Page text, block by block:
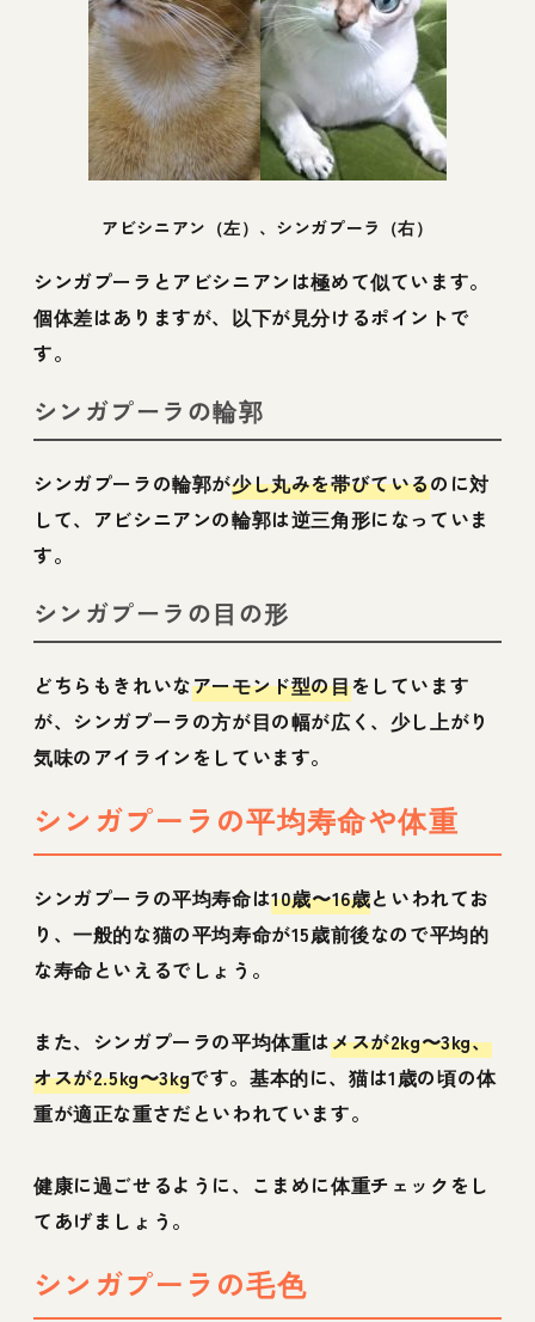
アビシニアン（左）、シンガプーラ（右）
シンガプーラとアビシニアンは極めて似ています。
個体差はありますが、以下が見分けるポイントで
す。
シンガプーラの輪郭
シンガプーラの輪郭が少し丸みを帯びているのに対
して、アビシニアンの輪郭は逆三角形になっていま
す。
シンガプーラの目の形
どちらもきれいなアーモンド型の目をしています
が、シンガプーラの方が目の幅が広く、少し上がり
気味のアイラインをしています。
シンガプーラの平均寿命や体重
シンガプーラの平均寿命は10歳〜16歳といわれてお
り、一般的な猫の平均寿命が15歳前後なので平均的
な寿命といえるでしょう。
また、シンガプーラの平均体重はメスが2kg〜3kg、
オスが2.5kg〜3kgです。基本的に、猫は1歳の頃の体
重が適正な重さだといわれています。
健康に過ごせるように、こまめに体重チェックをし
てあげましょう。
シンガプーラの毛色